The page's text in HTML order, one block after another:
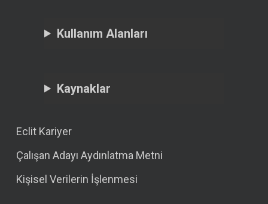
Kullanım Alanları
Kaynaklar
Eclit Kariyer
Çalışan Adayı Aydınlatma Metni
Kişisel Verilerin İşlenmesi